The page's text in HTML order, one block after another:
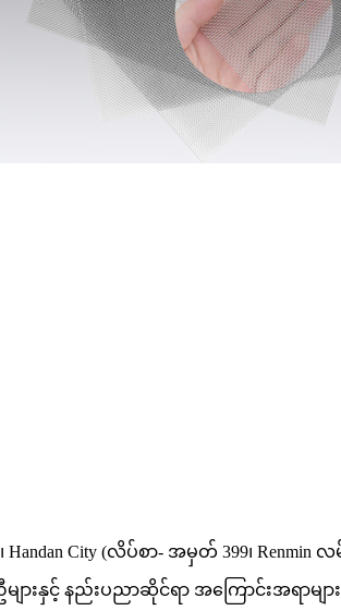
ခရိုင်၊ Handan City (လိပ်စာ- အမှတ် 399၊
ားနှင့် နည်းပညာဆိုင်ရာ အကြောင်းအရာ